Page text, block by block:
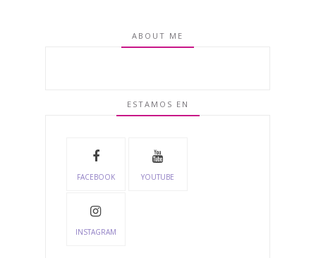
ABOUT ME
ESTAMOS EN
FACEBOOK YOUTUBE
INSTAGRAM